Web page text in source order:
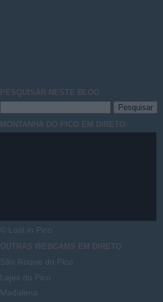
PESQUISAR NESTE BLOG
MONTANHA DO PICO EM DIRETO
© Lost in Pico
OUTRAS WEBCAMS EM DIRETO
São Roque do Pico
Lajes do Pico
Madalena